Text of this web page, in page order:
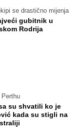
se drastično mijenja
gubitnik u
Rodrija
Perthu
su shvatili ko je
kada su stigli na